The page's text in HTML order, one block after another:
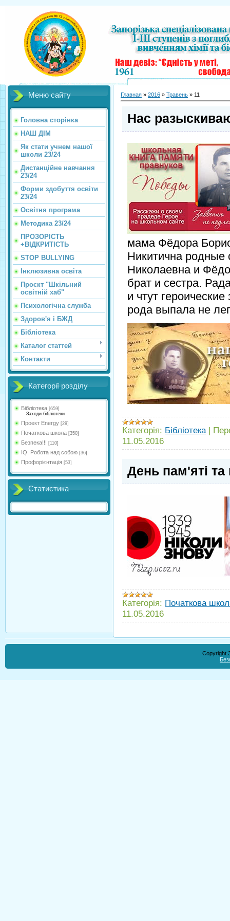
Меню сайту
Головна сторінка
НАШ ДІМ
Як стати учнем нашої
школи 23/24
Дистанційне навчання
23/24
Форми здобуття освіти
23/24
Освітня програма
Методика 23/24
ПРОЗОРІСТЬ
+ВІДКРИТІСТЬ
STOP BULLYING
Інклюзивна освіта
Проєкт "Шкільний
освітній хаб"
Психологічна служба
Здоров'я і БЖД
Бібліотека
Каталог статтей
Контакти
Категорії розділу
Бібліотека [659]
Заходи бібліотеки
Проект Energy [29]
Початкова школа [350]
Безпека!!! [110]
IQ. Робота над собою [36]
Профорієнтація [53]
Статистика
Главная » 2016 » Травень » 11
Нас
мама Фёдора
Никитична
Николаевна и
брат и сестра.
и чтут
рода выпала не
Категорія: Бібліотека |
11.05.2016
День пам'яті
Категорія: Початкова
11.05.2016
Copyright